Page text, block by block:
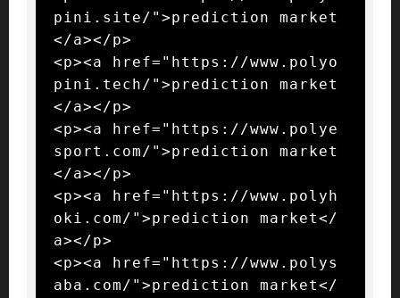
pini.site/">prediction market
</a></p>
<p><a href="https://www.polyo
pini.tech/">prediction market
</a></p>
<p><a href="https://www.polye
sport.com/">prediction market
</a></p>
<p><a href="https://www.polyh
oki.com/">prediction market</
a></p>
<p><a href="https://www.polys
aba.com/">prediction market</